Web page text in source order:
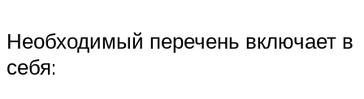
Необходимый перечень включает в
себя: